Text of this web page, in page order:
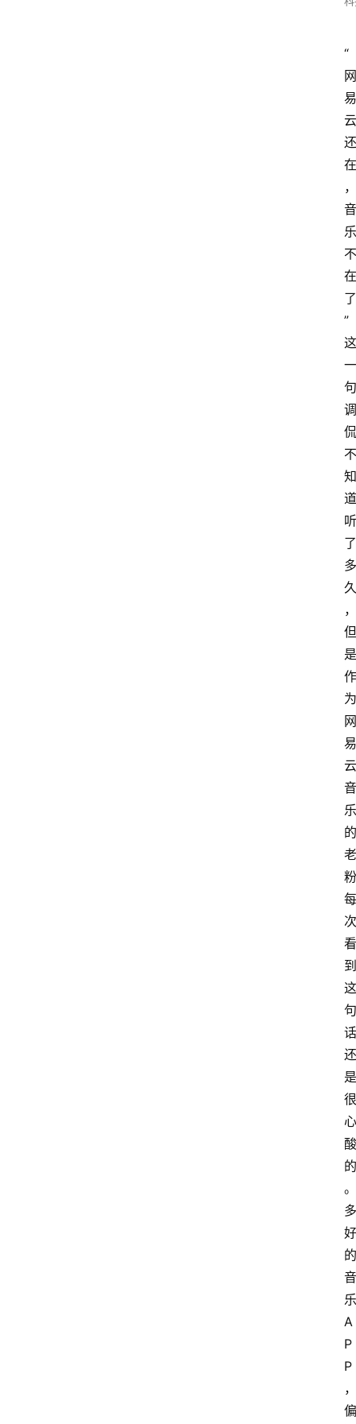
“
网
易
云
还
在
，
音
乐
不
在
了
”
这
一
句
调
侃
不
知
道
听
了
多
久
，
但
是
作
为
网
易
云
音
乐
的
老
粉
每
次
看
到
这
句
话
还
是
很
心
酸
的
。
多
好
的
音
乐
A
P
P
，
偏